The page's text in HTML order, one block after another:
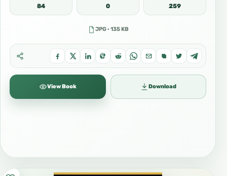
84 0 259
JPG · 135 KB
View Book Download